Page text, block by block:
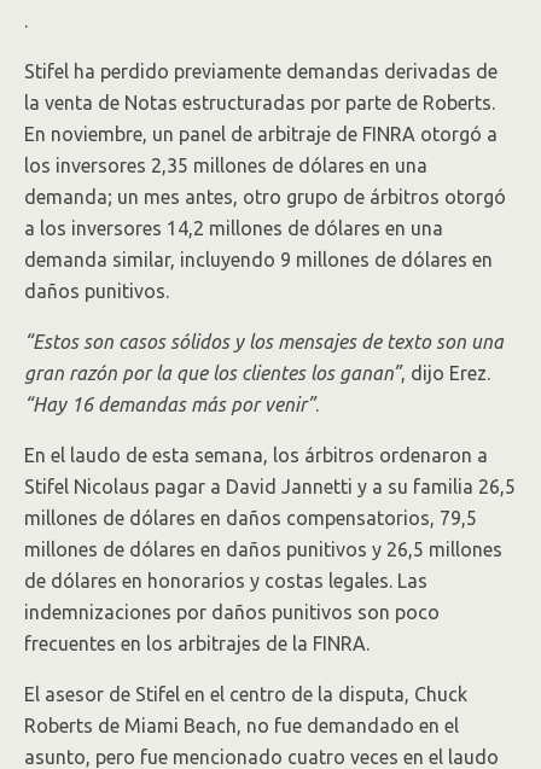
Stifel ha perdido previamente demandas derivadas de
la venta de Notas estructuradas por parte de Roberts.
En noviembre, un panel de arbitraje de FINRA otorgó a
los inversores 2,35 millones de dólares en una
demanda; un mes antes, otro grupo de árbitros otorgó
a los inversores 14,2 millones de dólares en una
demanda similar, incluyendo 9 millones de dólares en
daños punitivos.
“Estos son casos sólidos y los mensajes de texto son una
gran razón por la que los clientes los ganan”, dijo Erez.
“Hay 16 demandas más por venir”.
En el laudo de esta semana, los árbitros ordenaron a
Stifel Nicolaus pagar a David Jannetti y a su familia 26,5
millones de dólares en daños compensatorios, 79,5
millones de dólares en daños punitivos y 26,5 millones
de dólares en honorarios y costas legales. Las
indemnizaciones por daños punitivos son poco
frecuentes en los arbitrajes de la FINRA.
El asesor de Stifel en el centro de la disputa, Chuck
Roberts de Miami Beach, no fue demandado en el
asunto, pero fue mencionado cuatro veces en el laudo